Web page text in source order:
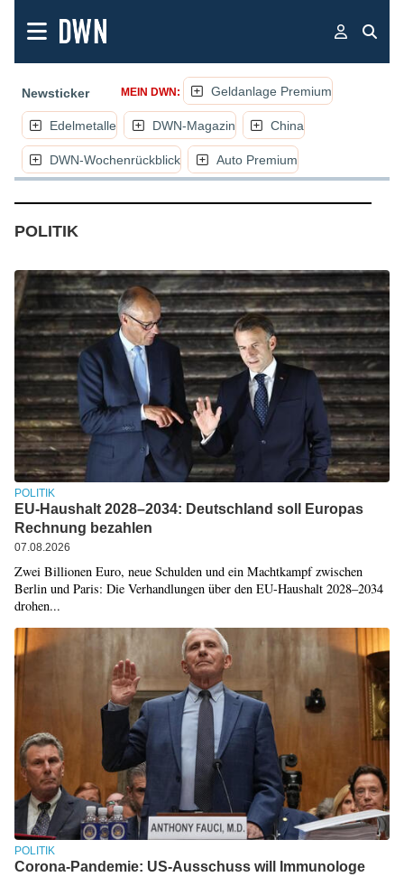
Newsticker MEIN DWN: Geldanlage Premium
Edelmetalle DWN-Magazin China
DWN-Wochenrückblick Auto Premium
POLITIK(NACHRICHTEN, ARTIKEL,
POLITIK
EU-Haushalt 2028–2034: Deutschland soll Europas
Rechnung bezahlen
07.08.2026
Zwei Billionen Euro, neue Schulden und ein Machtkampf zwischen
Berlin und Paris: Die Verhandlungen über den EU-Haushalt 2028–2034
drohen...
POLITIK
Corona-Pandemie: US-Ausschuss will Immunologe